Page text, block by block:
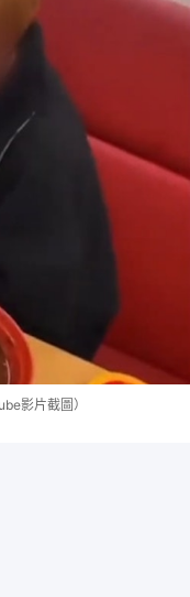
影片截圖）